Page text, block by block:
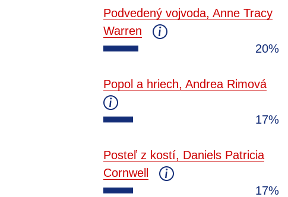
Podvedený vojvoda, Anne Tracy
Warren
20%
Popol a hriech, Andrea Rimová
17%
Posteľ z kostí, Daniels Patricia
Cornwell
17%